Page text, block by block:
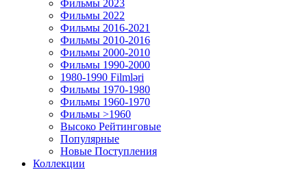
Фильмы 2023
Фильмы 2022
Фильмы 2016-2021
Фильмы 2010-2016
Фильмы 2000-2010
Фильмы 1990-2000
1980-1990 Filmləri
Фильмы 1970-1980
Фильмы 1960-1970
Фильмы >1960
Высоко Рейтинговые
Популярные
Новые Поступления
Коллекции